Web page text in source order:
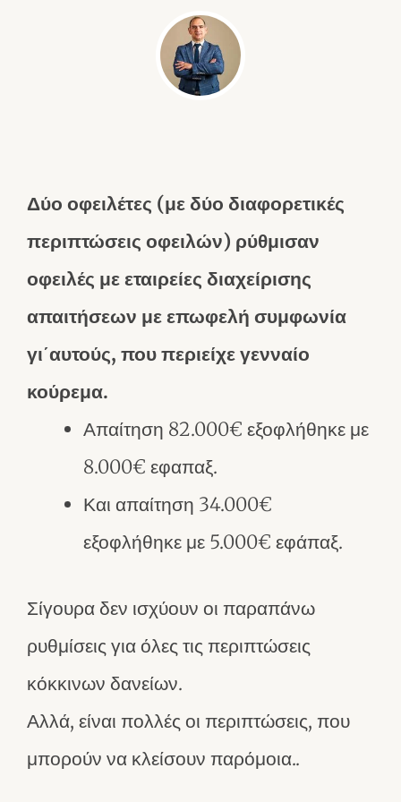
Δύο οφειλέτες (με δύο διαφορετικές
περιπτώσεις οφειλών) ρύθμισαν
οφειλές με εταιρείες διαχείρισης
απαιτήσεων με επωφελή συμφωνία
γι΄αυτούς, που περιείχε γενναίο
κούρεμα.
Απαίτηση 82.000€ εξοφλήθηκε με
8.000€ εφαπαξ.
Και απαίτηση 34.000€
εξοφλήθηκε με 5.000€ εφάπαξ.
Σίγουρα δεν ισχύουν οι παραπάνω
ρυθμίσεις για όλες τις περιπτώσεις
κόκκινων δανείων.
Αλλά, είναι πολλές οι περιπτώσεις, που
μπορούν να κλείσουν παρόμοια..